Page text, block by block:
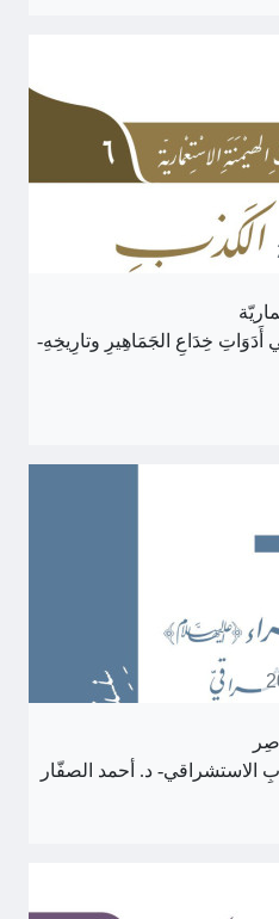
خِدَاعِ الجَمَاهِيرِ وتارِيخِهِ-
الاستشراقي- د. أحمد الصفّار